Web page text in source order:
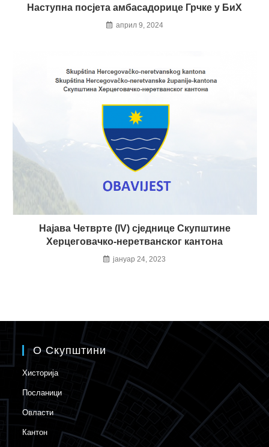
Наступна посјета амбасадорице Грчке у БиХ
април 9, 2024
Најава Четврте (IV) сједнице Скупштине
Херцеговачко-неретванског кантона
јануар 24, 2023
О Скупштини
Хисторија
Посланици
Овласти
Кантон